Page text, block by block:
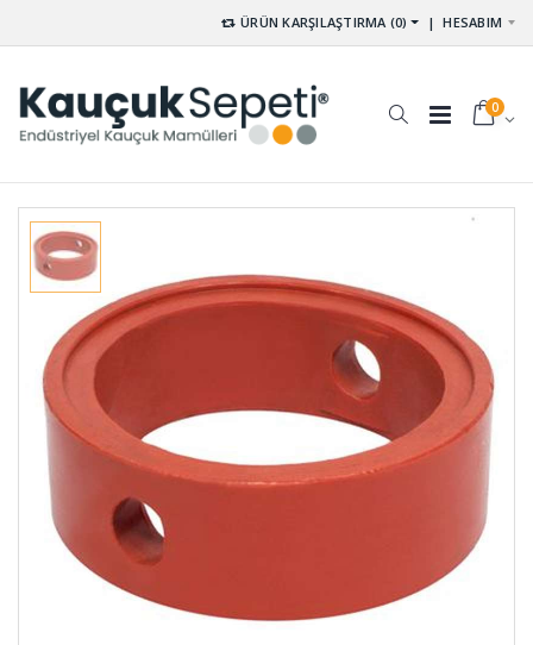
ÜRÜN KARŞILAŞTIRMA (0) |HESABIM
0
Uçak Teker
Takozları
UT-001
Dolum
D Tip